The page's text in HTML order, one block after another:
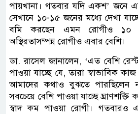
পায়খানা। গতবার যদি একশ’ জনে
সেখানে ১০-১৫ জনের মধ্যে দেখা
বমি করছেন এমন রোগীও ১০
অস্থিরতাসম্পন্ন রোগীও এবার বেশি।
ডা. রাসেল জানালেন, ‘এত বেশি
পাওয়া যাচ্ছে যে, তারা স্বাভাবিক
আমাদের কথাও বুঝতে পারছিলেন
সবচেয়ে বেশি পাওয়া যাচ্ছে ঘ্রাণশক্তি
স্বাদ কম পাওয়া রোগী। গতবারও